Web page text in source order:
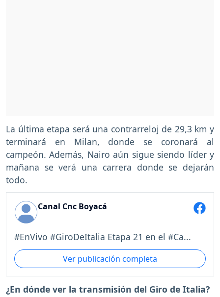
La última etapa será una contrarreloj de 29,3 km y
terminará en Milan, donde se coronará al
campeón. Además, Nairo aún sigue siendo líder y
mañana se verá una carrera donde se dejarán
todo.
Canal Cnc Boyacá
#EnVivo #GiroDeItalia Etapa 21 en el #Ca...
Ver publicación completa
¿En dónde ver la transmisión del Giro de Italia?